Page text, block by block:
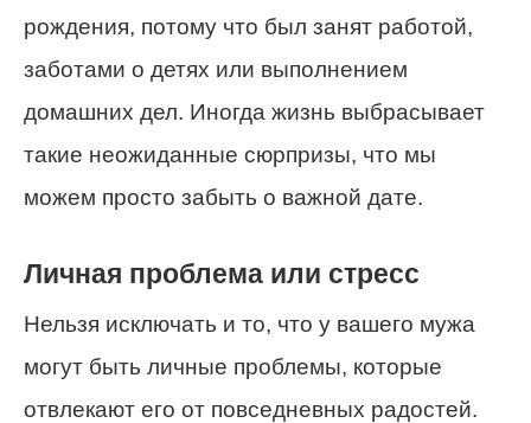
рождения, потому что был занят работой,
заботами о детях или выполнением
домашних дел. Иногда жизнь выбрасывает
такие неожиданные сюрпризы, что мы
можем просто забыть о важной дате.
Личная проблема или стресс
Нельзя исключать и то, что у вашего мужа
могут быть личные проблемы, которые
отвлекают его от повседневных радостей.